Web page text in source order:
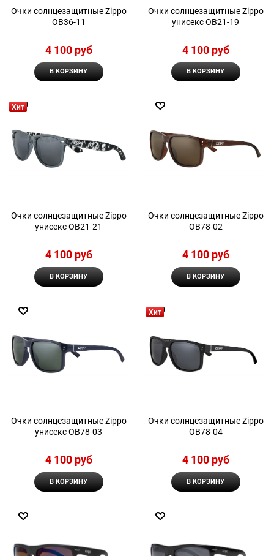
Очки солнцезащитные Zippo
OB36-11
4 100 руб
В КОРЗИНУ
Очки солнцезащитные Zippo
унисекс OB21-19
4 100 руб
В КОРЗИНУ
Хит
Очки солнцезащитные Zippo
унисекс OB21-21
4 100 руб
В КОРЗИНУ
Очки солнцезащитные Zippo
OB78-02
4 100 руб
В КОРЗИНУ
Очки солнцезащитные Zippo
унисекс OB78-03
4 100 руб
В КОРЗИНУ
Хит
Очки солнцезащитные Zippo
OB78-04
4 100 руб
В КОРЗИНУ